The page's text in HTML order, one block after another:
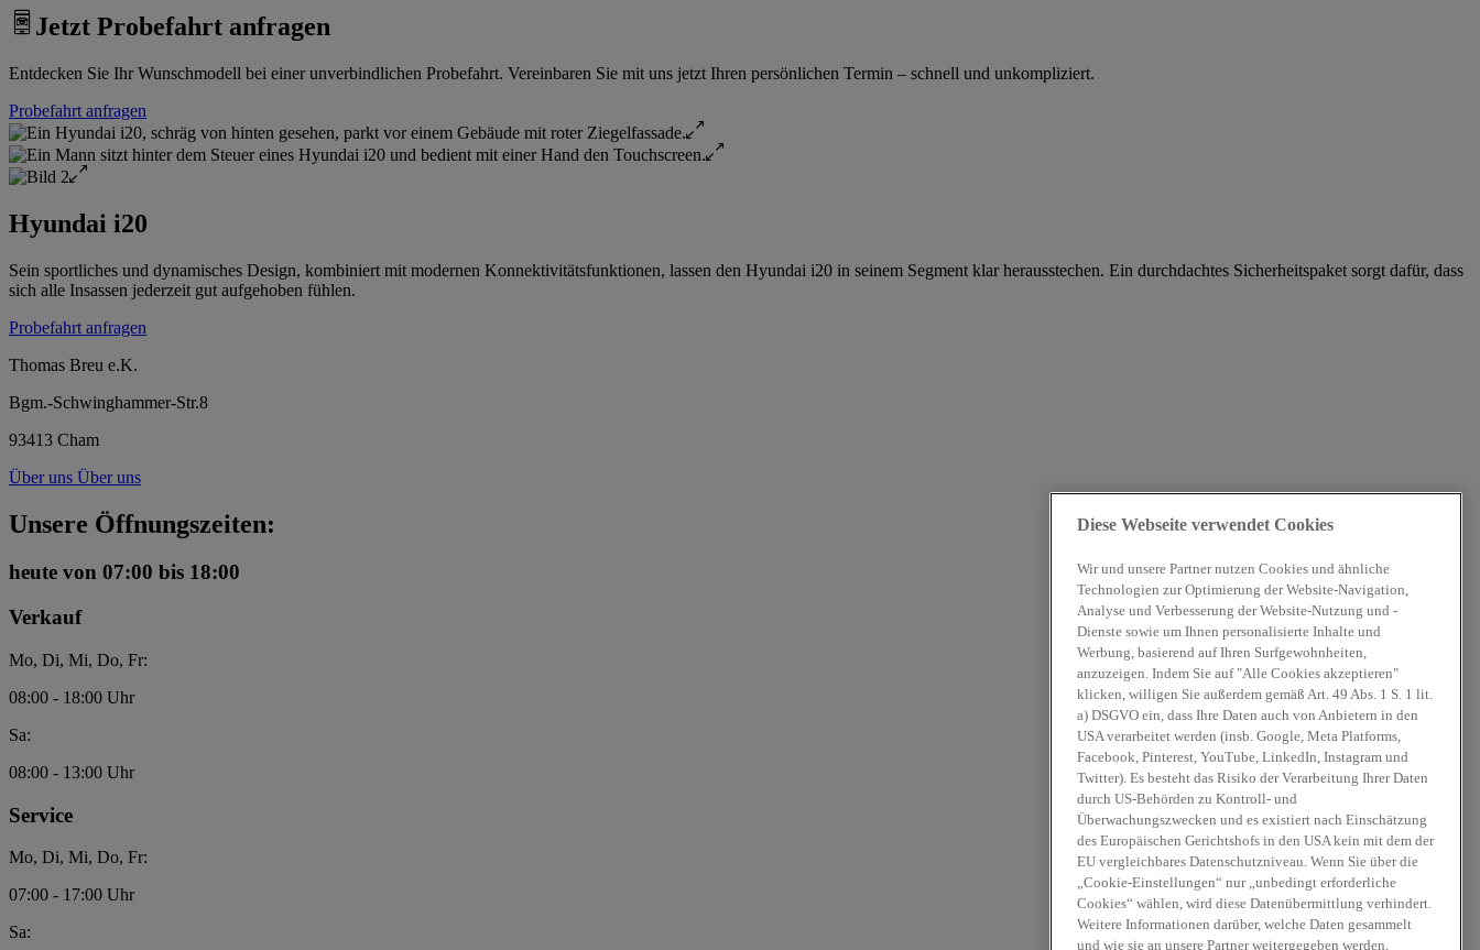
Jetzt Probefahrt anfragen
Entdecken Sie Ihr Wunschmodell bei einer unverbindlichen Probefahrt. Vereinbaren Sie mit uns jetzt Ihren persönlichen Termin – schnell und unkompliziert.
Probefahrt anfragen
Hyundai i20
Sein sportliches und dynamisches Design, kombiniert mit modernen Konnektivitätsfunktionen, lassen den Hyundai i20 in seinem Segment klar herausstechen. Ein durchdachtes Sicherheitspaket sorgt dafür, dass
sich alle Insassen jederzeit gut aufgehoben fühlen.
Probefahrt anfragen
Thomas Breu e.K.
Bgm.-Schwinghammer-Str.8
93413 Cham
Über uns Über uns
Unsere Öffnungszeiten:
heute von 07:00 bis 18:00
Verkauf
Mo, Di, Mi, Do, Fr:
08:00 - 18:00 Uhr
Sa:
08:00 - 13:00 Uhr
Service
Mo, Di, Mi, Do, Fr:
07:00 - 17:00 Uhr
Sa:
Diese Webseite verwendet Cookies
Wir und unsere Partner nutzen Cookies und ähnliche
Technologien zur Optimierung der Website-Navigation,
Analyse und Verbesserung der Website-Nutzung und -
Dienste sowie um Ihnen personalisierte Inhalte und
Werbung, basierend auf Ihren Surfgewohnheiten,
anzuzeigen. Indem Sie auf "Alle Cookies akzeptieren"
klicken, willigen Sie außerdem gemäß Art. 49 Abs. 1 S. 1 lit.
a) DSGVO ein, dass Ihre Daten auch von Anbietern in den
USA verarbeitet werden (insb. Google, Meta Platforms,
Facebook, Pinterest, YouTube, LinkedIn, Instagram und
Twitter). Es besteht das Risiko der Verarbeitung Ihrer Daten
durch US-Behörden zu Kontroll- und
Überwachungszwecken und es existiert nach Einschätzung
des Europäischen Gerichtshofs in den USA kein mit dem der
EU vergleichbares Datenschutzniveau. Wenn Sie über die
„Cookie-Einstellungen“ nur „unbedingt erforderliche
Cookies“ wählen, wird diese Datenübermittlung verhindert.
Weitere Informationen darüber, welche Daten gesammelt
und wie sie an unsere Partner weitergegeben werden,